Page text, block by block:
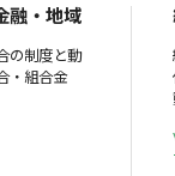
融・地域
の制度と動
・組合金